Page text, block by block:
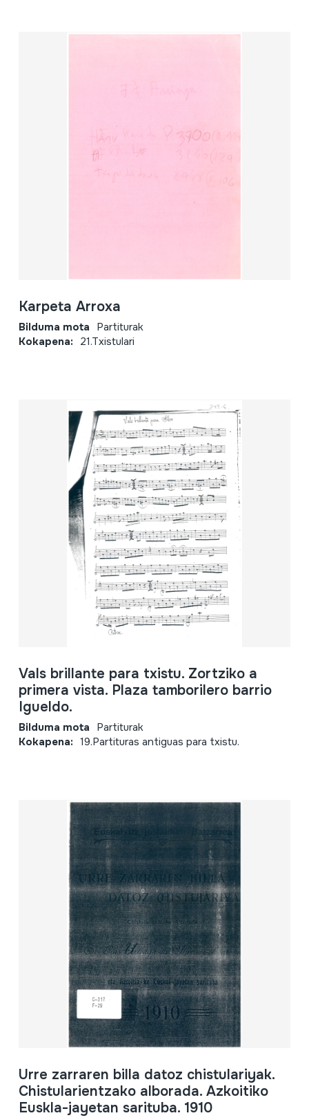
Karpeta Arroxa
Bilduma mota Partiturak
Kokapena: 21.Txistulari
Vals brillante para txistu. Zortziko a
primera vista. Plaza tamborilero barrio
Igueldo.
Bilduma mota Partiturak
Kokapena: 19.Partituras antiguas para txistu.
Urre zarraren billa datoz chistulariyak.
Chistularientzako alborada. Azkoitiko
Euskla-jayetan sarituba. 1910